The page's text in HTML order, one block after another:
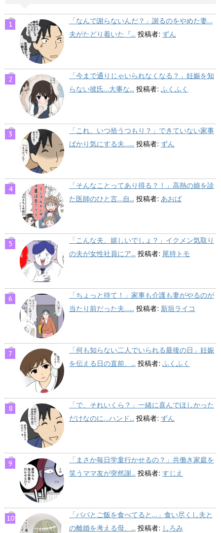
「なんで謝らないんだ？」謝るのをやめた妻…
夫がたどり着いた『... 投稿者: ずん
「今まで通りじゃいられなくなる？」妊娠を知
らない彼氏…大事な... 投稿者: ふくふく
「これ、いつ拾うつもり？」できていない家事
ばかり気にする夫…... 投稿者: ずん
「そんなことってあり得る？！」高熱の娘を診
た医師のひと言…自... 投稿者: あおば
「こんな夫、嬉しいでしょ？」イクメン気取り
の夫が女性社員にア... 投稿者: 尾持トモ
「ちょっと待て！」家事も介護も妻がやるのが
当たり前だった夫…... 投稿者: 新垣ライコ
「何も知らない二人でいられる最後の日」妊娠
を伝える日の直前、... 投稿者: ふくふく
「で、それいくら？」一緒に喜んでほしかった
だけなのに…ハンド... 投稿者: ずん
「まさか毎日学童行かせるの？」共働き家庭を
笑うママ友が突然謝... 投稿者: すじえ
「パパとご飯を食べてると…」食い尽くし夫と
の離婚を考える母、... 投稿者: しろみ